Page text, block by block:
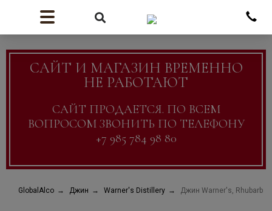
САЙТ И МАГАЗИН ВРЕМЕННО
НЕ РАБОТАЮТ
САЙТ ПРОДАЕТСЯ. ПО ВСЕМ
ВОПРОСОМ ЗВОНИТЬ ПО ТЕЛЕФОНУ
+7 985 784 98 80
GlobalAlco Джин Warner's Distillery Джин Warner's, Rhubarb